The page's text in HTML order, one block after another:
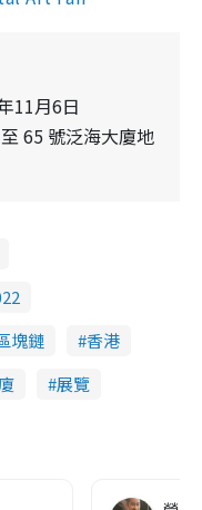
11月6日
65 號泛海大廈地
塊鏈
香港
展覽